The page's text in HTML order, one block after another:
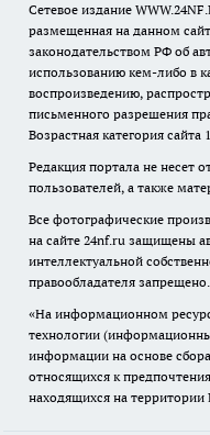
Сетевое издание
размещенная на данном
законодательством РФ об
использованию кем-либо в
воспроизведению,
письменного разрешения
Возрастная категория сайта
Редакция портала не несет
пользователей, а также
Все фотографические
на сайте 24nf.ru защищены
интеллектуальной
правообладателя запрещено.
«На информационном
технологии
информации на основе
относящихся к
находящихся на